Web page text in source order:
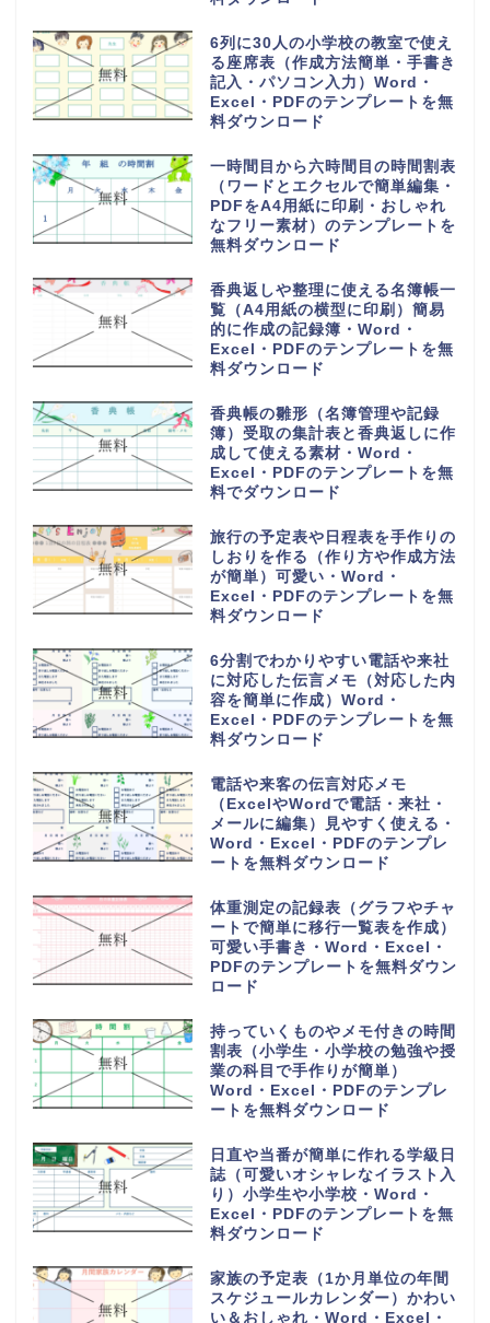
16チームで使える勝ち上がりの
作成方法が簡単なわかりやすいト
ーナメント表のフリー素材・
Word・Excel・PDFのテンプレ
28人乗りの中型バス座席表（お
しゃれでかわいい配席図）貸し切
り旅行や観光地への高速や夜行バ
ス・Word・Excel・PDFのテン
1週間の小学校や中学校からの帰
宅後スケジュール表（おしゃれ＆
かわいい）勉強や学習と習い事・
Word・Excel・PDFのテンプレ
手作りで作れるおしゃれでかわい
い座席表（小学生・小学校の席一
覧）作るのが簡単・Word・
Excel・PDFのテンプレートを無
6列に30人の小学校の教室で使え
る座席表（作成方法簡単・手書き
記入・パソコン入力）Word・
Excel・PDFのテンプレートを無
一時間目から六時間目の時間割表
（ワードとエクセルで簡単編集・
PDFをA4用紙に印刷・おしゃれ
なフリー素材）のテンプレートを
香典返しや整理に使える名簿帳一
覧（A4用紙の横型に印刷）簡易
的に作成の記録簿・Word・
Excel・PDFのテンプレートを無
香典帳の雛形（名簿管理や記録
簿）受取の集計表と香典返しに作
成して使える素材・Word・
Excel・PDFのテンプレートを無
旅行の予定表や日程表を手作りの
しおりを作る（作り方や作成方法
が簡単）可愛い・Word・
Excel・PDFのテンプレートを無
6分割でわかりやすい電話や来社
に対応した伝言メモ（対応した内
容を簡単に作成）Word・
Excel・PDFのテンプレートを無
電話や来客の伝言対応メモ
（ExcelやWordで電話・来社・